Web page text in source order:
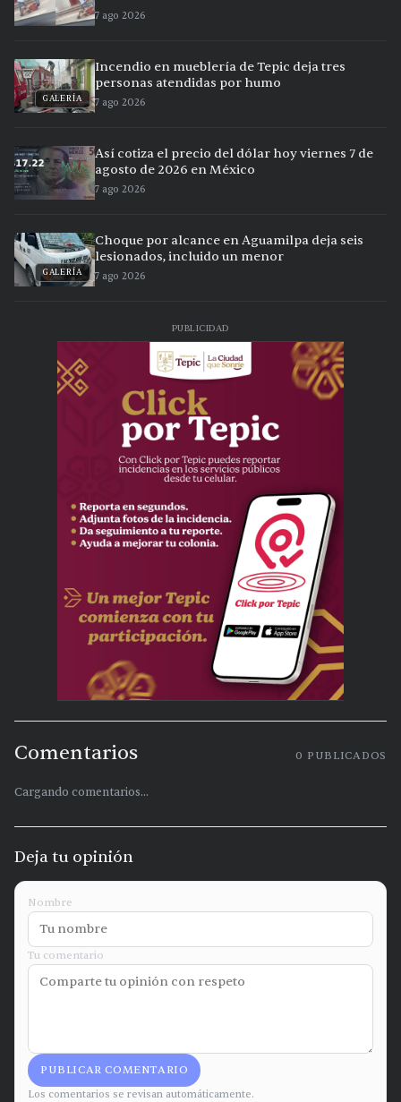
7 ago 2026
GALERÍA
Incendio en mueblería de Tepic deja tres
personas atendidas por humo
7 ago 2026
Así cotiza el precio del dólar hoy viernes 7 de
agosto de 2026 en México
7 ago 2026
GALERÍA
Choque por alcance en Aguamilpa deja seis
lesionados, incluido un menor
7 ago 2026
PUBLICIDAD
Comentarios 0 PUBLICADOS
Cargando comentarios...
Deja tu opinión
Nombre
Tu comentario
PUBLICAR COMENTARIO
Los comentarios se revisan automáticamente.